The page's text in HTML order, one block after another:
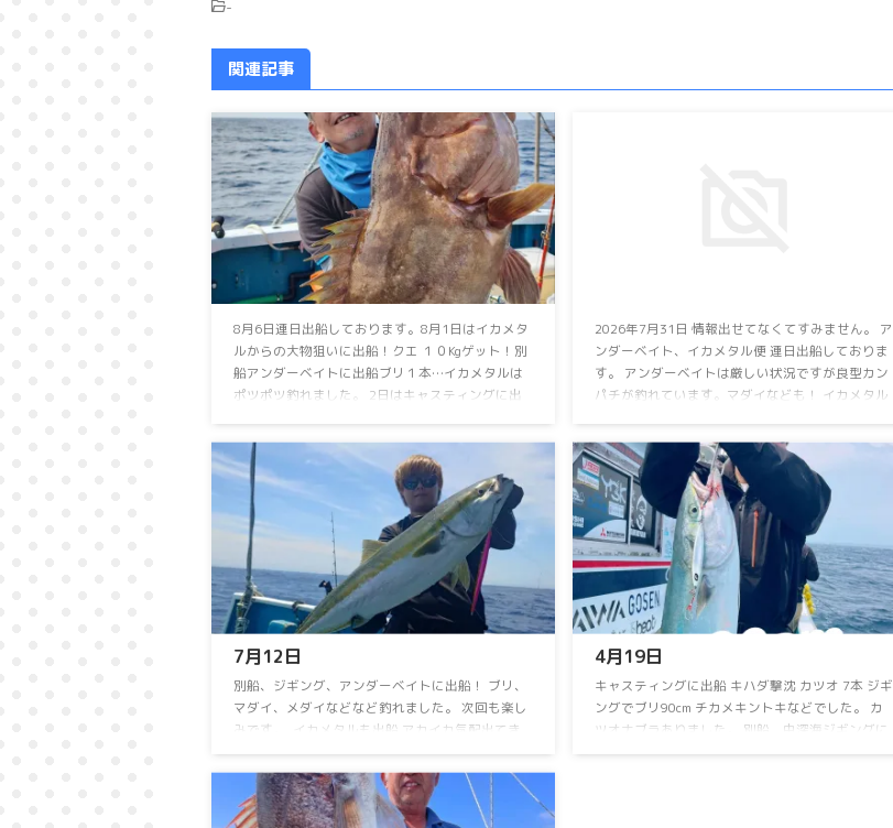
-
関連記事
8月6日連日出船しております。8月1日は⁡イカメタ
ルからの大物狙いに出船！⁡⁡クエ １０Kgゲット！⁡⁡別
船アンダーベイトに出船⁡⁡⁡ブリ１本…⁡イカメタルは⁡
ポツポツ釣れました。⁡ 2日⁡は⁡キャスティングに出
ヒレナガカンパチ、カンパチ⁡、⁡マダイをゲット！⁡⁡⁡
イカメタル便は⁡アカイカ、スルメイカ⁡⁡お土産にな
りました！⁡3日⁡は⁡イカメタルに出船！⁡⁡スルメイカが
たくさん釣れました。⁡⁡アカイカは竿頭１１ハイ⁡で
した。4日は⁡別船が ...
2026年7月31日 情報出せてなくてすみません。 ア
ンダーベイト、イカメタル便 連日出船しておりま
す。 アンダーベイトは厳しい状況ですが良型カン
パチが釣れています。マダイなども！ イカメタル
頑張ります。 ⁡毎日出船⁡ ⁡乗り合い大募集中！⁡ ⁡アン
ダーベイト、イカメタル⁡⁡お問い合わせ、ご予約お
待ちしております ⁡ 詳しくはお電話下さい。 090-
3168-1739まで ⁡お盆期間も連日営業！ 空席多数！
8月15日のイカメタル便は 休船いたします。 ⁡ ⁡⁡ ...
7月12日⁡
⁡別船⁡、ジギング、アンダーベイトに出船！⁡ ⁡ブリ、
マダイ、メダイ⁡などなど釣れました。⁡ ⁡次回も楽し
みです。⁡ ⁡⁡ ⁡イカメタルも出船⁡ ⁡アカイカ気配出てき
カ少々⁡でした。 連日乗り合い大募集中！⁡ ⁡当日予約
OK⁡ ⁡よろしくお願いします 連日乗り合い大募集中！
⁡ 詳しくはお電話下さい。 090-3168-1739まで ⁡お
4月19日⁡
⁡キャスティングに出船⁡ ⁡キハダ撃沈⁡ ⁡カツオ 7本⁡ ⁡ジギ
ングでブリ90cm⁡ ⁡チカメキントキなどでした。⁡ ⁡カ
ツオナブラありました。⁡ ⁡別船、中深海ジギングに